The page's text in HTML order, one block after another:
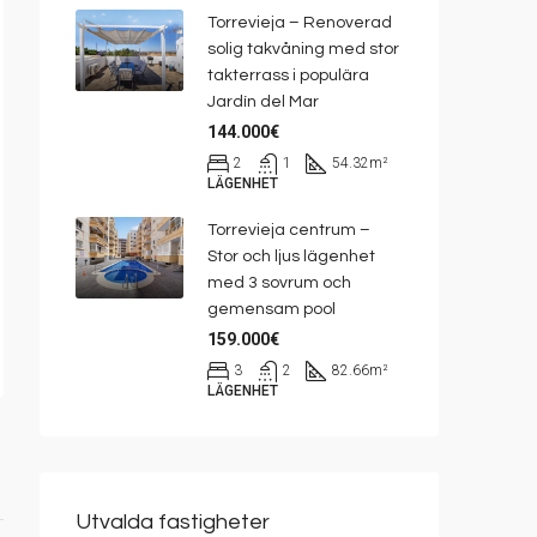
Torrevieja – Renoverad
solig takvåning med stor
takterrass i populära
Jardín del Mar
144.000€
2 1 54.32m²
LÄGENHET
Torrevieja centrum –
Stor och ljus lägenhet
med 3 sovrum och
gemensam pool
159.000€
3 2 82.66m²
LÄGENHET
Utvalda fastigheter